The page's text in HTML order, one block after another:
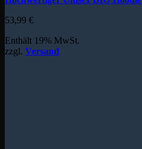
53,99 €
Enthält 19% MwSt.
zzgl. Versand